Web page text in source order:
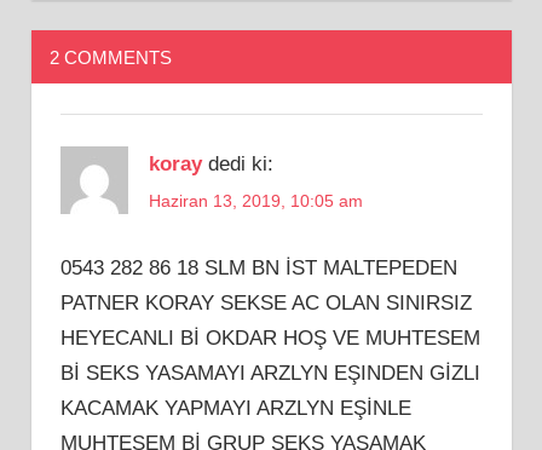
2 COMMENTS
koray dedi ki:
Haziran 13, 2019, 10:05 am
0543 282 86 18 SLM BN İST MALTEPEDEN
PATNER KORAY SEKSE AC OLAN SINIRSIZ
HEYECANLI Bİ OKDAR HOŞ VE MUHTESEM
Bİ SEKS YASAMAYI ARZLYN EŞINDEN GİZLI
KACAMAK YAPMAYI ARZLYN EŞİNLE
MUHTESEM Bİ GRUP SEKS YASAMAK